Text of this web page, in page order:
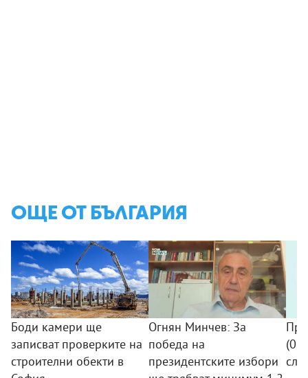
ОЩЕ ОТ БЪЛГАРИЯ
Боди камери ще
записват проверките на
строителни обекти в
Огнян Минчев: За
победа на
президентските избори